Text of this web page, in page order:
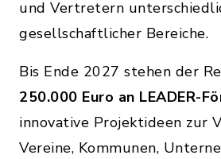
und Vertretern
gesellschaftlicher Bereiche.
Bis Ende 2027 stehen der
250.000 Euro an LEADER-
innovative Projektideen zur
Vereine, Kommunen,